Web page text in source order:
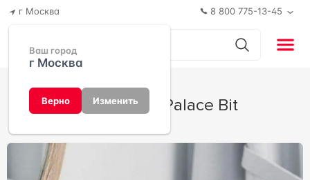
г Москва
Ваш город
г Москва
Верно Изменить
8 800 775-13-45
Коллекция Palace Bit